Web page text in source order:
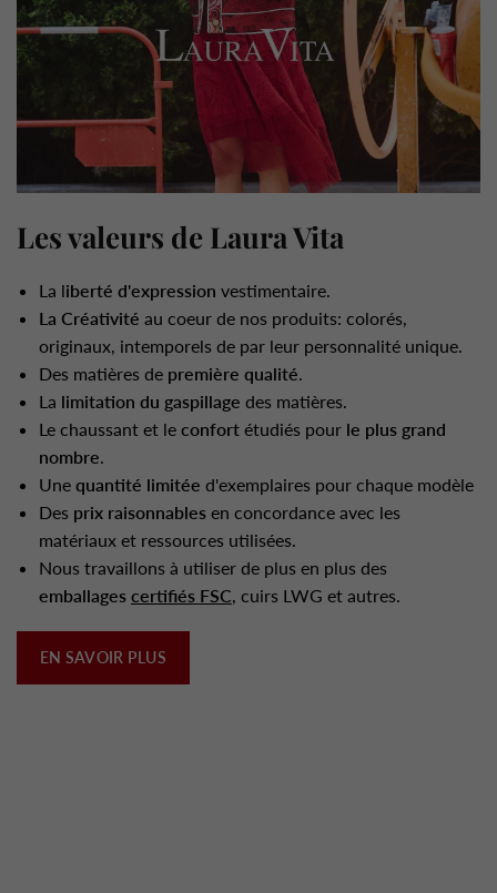
Les valeurs de Laura Vita
La liberté d'expression vestimentaire.
La Créativité au coeur de nos produits: colorés,
originaux, intemporels de par leur personnalité unique.
Des matières de première qualité.
La limitation du gaspillage des matières.
Le chaussant et le confort étudiés pour le plus grand
nombre.
Une quantité limitée d'exemplaires pour chaque modèle
Des prix raisonnables en concordance avec les
matériaux et ressources utilisées.
Nous travaillons à utiliser de plus en plus des
emballages certifiés FSC, cuirs LWG et autres.
EN SAVOIR PLUS